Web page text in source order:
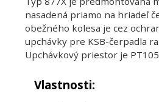
nasadená priamo na hriadeľ
obežného kolesa je cez
upchávky pre KSB-čerpadla
Upchávkový priestor je
Vlastnosti: